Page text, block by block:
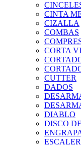
CINTA
CIZALLA
COMBAS
CORTA
CUTTER
DADOS
DIABLO
DISCO